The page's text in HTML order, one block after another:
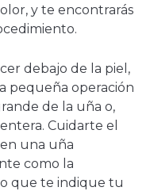
y te encontrarás
debajo de la piel,
pequeña operación
de la uña o,
Cuidarte el
una uña
como la
que te indique tu